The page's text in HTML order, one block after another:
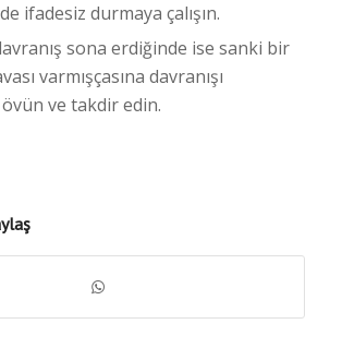
ifadesiz durmaya çalışın.
sona erdiğinde ise sanki bir
varmışçasına davranışı
ve takdir edin.